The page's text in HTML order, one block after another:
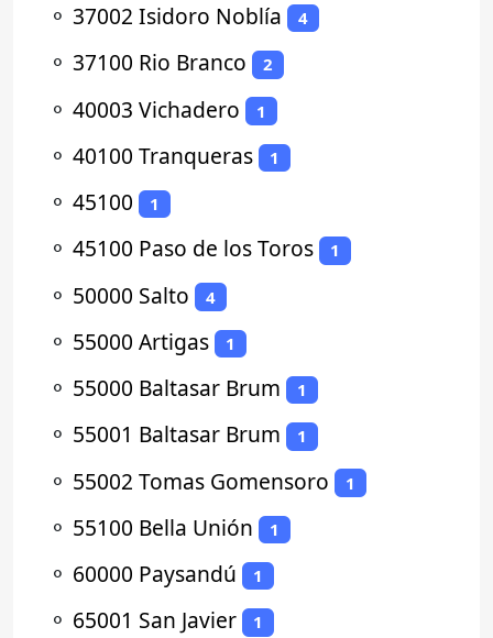
⚬ 37002 Isidoro Noblía 4
⚬ 37100 Rio Branco 2
⚬ 40003 Vichadero 1
⚬ 40100 Tranqueras 1
⚬ 45100 1
⚬ 45100 Paso de los Toros 1
⚬ 50000 Salto 4
⚬ 55000 Artigas 1
⚬ 55000 Baltasar Brum 1
⚬ 55001 Baltasar Brum 1
⚬ 55002 Tomas Gomensoro 1
⚬ 55100 Bella Unión 1
⚬ 60000 Paysandú 1
⚬ 65001 San Javier 1